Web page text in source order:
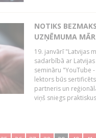
NOTIKS
UZŅĒMUMA
19. janvārī "Latvijas
sadarbībā ar
semināru "YouTube
lektors būs
partneris un
viņš sniegs